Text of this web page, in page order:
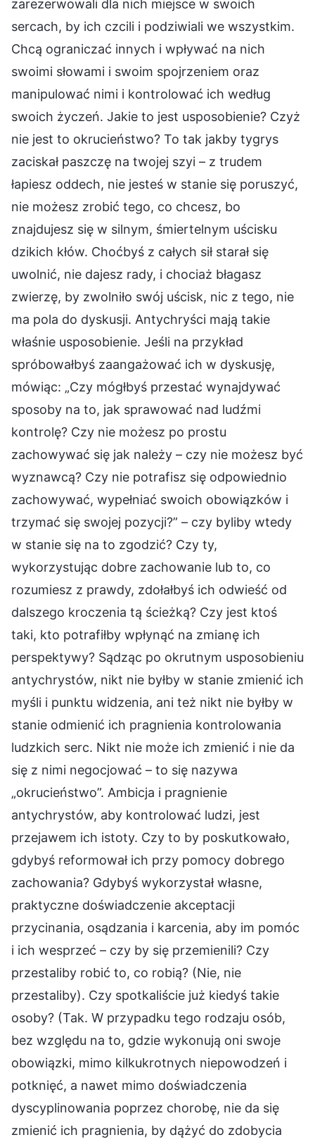
zarezerwowali dla nich miejsce w swoich
sercach, by ich czcili i podziwiali we wszystkim.
Chcą ograniczać innych i wpływać na nich
swoimi słowami i swoim spojrzeniem oraz
manipulować nimi i kontrolować ich według
swoich życzeń. Jakie to jest usposobienie? Czyż
nie jest to okrucieństwo? To tak jakby tygrys
zaciskał paszczę na twojej szyi – z trudem
łapiesz oddech, nie jesteś w stanie się poruszyć,
nie możesz zrobić tego, co chcesz, bo
znajdujesz się w silnym, śmiertelnym uścisku
dzikich kłów. Choćbyś z całych sił starał się
uwolnić, nie dajesz rady, i chociaż błagasz
zwierzę, by zwolniło swój uścisk, nic z tego, nie
ma pola do dyskusji. Antychryści mają takie
właśnie usposobienie. Jeśli na przykład
spróbowałbyś zaangażować ich w dyskusję,
mówiąc: „Czy mógłbyś przestać wynajdywać
sposoby na to, jak sprawować nad ludźmi
kontrolę? Czy nie możesz po prostu
zachowywać się jak należy – czy nie możesz być
wyznawcą? Czy nie potrafisz się odpowiednio
zachowywać, wypełniać swoich obowiązków i
trzymać się swojej pozycji?” – czy byliby wtedy
w stanie się na to zgodzić? Czy ty,
wykorzystując dobre zachowanie lub to, co
rozumiesz z prawdy, zdołałbyś ich odwieść od
dalszego kroczenia tą ścieżką? Czy jest ktoś
taki, kto potrafiłby wpłynąć na zmianę ich
perspektywy? Sądząc po okrutnym usposobieniu
antychrystów, nikt nie byłby w stanie zmienić ich
myśli i punktu widzenia, ani też nikt nie byłby w
stanie odmienić ich pragnienia kontrolowania
ludzkich serc. Nikt nie może ich zmienić i nie da
się z nimi negocjować – to się nazywa
„okrucieństwo”. Ambicja i pragnienie
antychrystów, aby kontrolować ludzi, jest
przejawem ich istoty. Czy to by poskutkowało,
gdybyś reformował ich przy pomocy dobrego
zachowania? Gdybyś wykorzystał własne,
praktyczne doświadczenie akceptacji
przycinania, osądzania i karcenia, aby im pomóc
i ich wesprzeć – czy by się przemienili? Czy
przestaliby robić to, co robią? (Nie, nie
przestaliby). Czy spotkaliście już kiedyś takie
osoby? (Tak. W przypadku tego rodzaju osób,
bez względu na to, gdzie wykonują oni swoje
obowiązki, mimo kilkukrotnych niepowodzeń i
potknięć, a nawet mimo doświadczenia
dyscyplinowania poprzez chorobę, nie da się
zmienić ich pragnienia, by dążyć do zdobycia